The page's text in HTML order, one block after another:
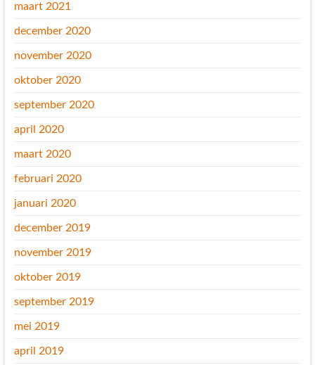
maart 2021
december 2020
november 2020
oktober 2020
september 2020
april 2020
maart 2020
februari 2020
januari 2020
december 2019
november 2019
oktober 2019
september 2019
mei 2019
april 2019